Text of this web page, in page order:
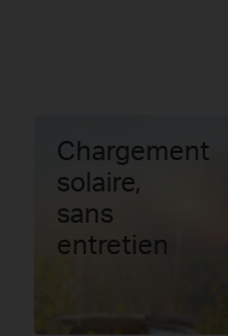
Chargement
solaire,
sans
entretien